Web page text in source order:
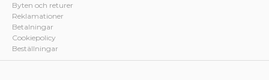
Byten och returer
Reklamationer
Betalningar
Cookiepolicy
Beställningar